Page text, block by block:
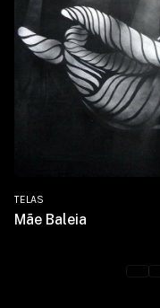
TELAS
Mãe Baleia